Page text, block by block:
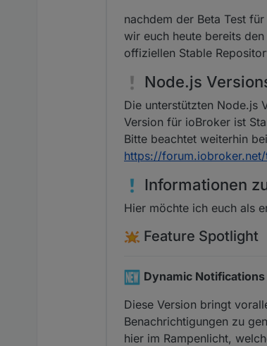
nachdem der Beta Test
wir euch heute bereits
offiziellen Stable
Node.js
Die unterstützten Node.js
Version für ioBroker ist
Bitte beachtet weiterhin
https://
Informationen
Hier möchte ich euch als
Feature Spotlight
Dynamic Notifications
Diese Version bringt
Benachrichtigungen zu
hier im Rampenlicht,